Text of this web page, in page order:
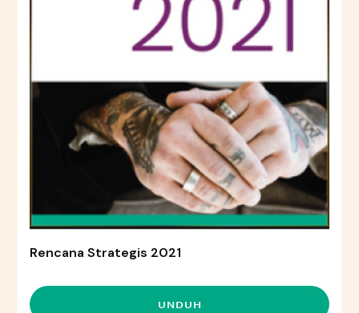
Rencana Strategis 2021
UNDUH